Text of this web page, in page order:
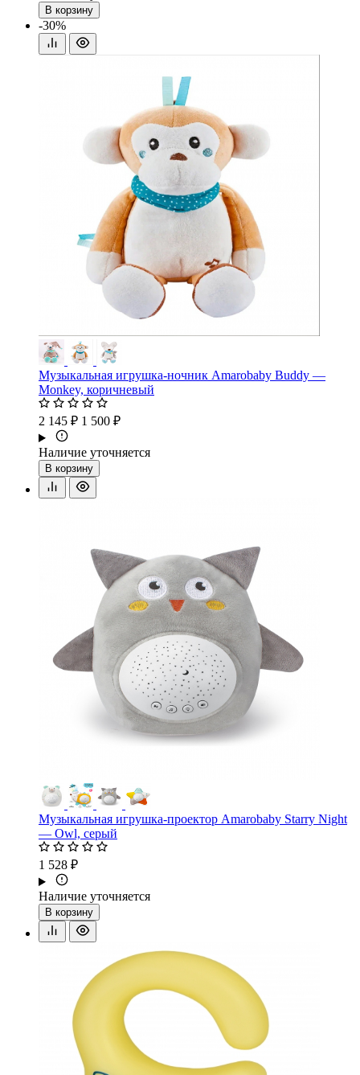
В корзину
-30%
Музыкальная игрушка-ночник Amarobaby Buddy —
Monkey, коричневый
2 145 ₽ 1 500 ₽
Наличие уточняется
В корзину
Музыкальная игрушка-проектор Amarobaby Starry Night
— Owl, серый
1 528 ₽
Наличие уточняется
В корзину